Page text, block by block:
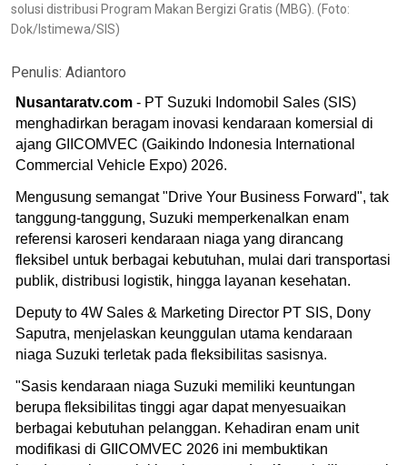
solusi distribusi Program Makan Bergizi Gratis (MBG). (Foto:
Dok/Istimewa/SIS)
Penulis: Adiantoro
Nusantaratv.com - PT Suzuki Indomobil Sales (SIS)
menghadirkan beragam inovasi kendaraan komersial di
ajang GIICOMVEC (Gaikindo Indonesia International
Commercial Vehicle Expo) 2026.
Mengusung semangat "Drive Your Business Forward", tak
tanggung-tanggung, Suzuki memperkenalkan enam
referensi karoseri kendaraan niaga yang dirancang
fleksibel untuk berbagai kebutuhan, mulai dari transportasi
publik, distribusi logistik, hingga layanan kesehatan.
Deputy to 4W Sales & Marketing Director PT SIS, Dony
Saputra, menjelaskan keunggulan utama kendaraan
niaga Suzuki terletak pada fleksibilitas sasisnya.
"Sasis kendaraan niaga Suzuki memiliki keuntungan
berupa fleksibilitas tinggi agar dapat menyesuaikan
berbagai kebutuhan pelanggan. Kehadiran enam unit
modifikasi di GIICOMVEC 2026 ini membuktikan